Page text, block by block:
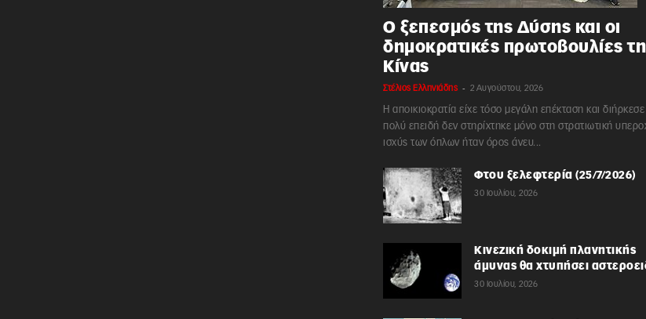
Ο ξεπεσμός της Δύσης και οι
δημοκρατικές πρωτοβουλίες
Κίνας
Στέλιος Ελληνιάδης - 2 Αυγούστου, 2026
Η αποικιοκρατία είχε τόσο μεγάλη επέκταση και
πολύ επειδή δεν στηρίχτηκε μόνο στη στρατιωτική
ισχύς των όπλων ήταν όρος άνευ...
Φτου ξελεφτερία (25/7/2026)
30 Ιουλίου, 2026
Κινεζική δοκιμή πλανητικής
άμυνας θα χτυπήσει
30 Ιουλίου, 2026